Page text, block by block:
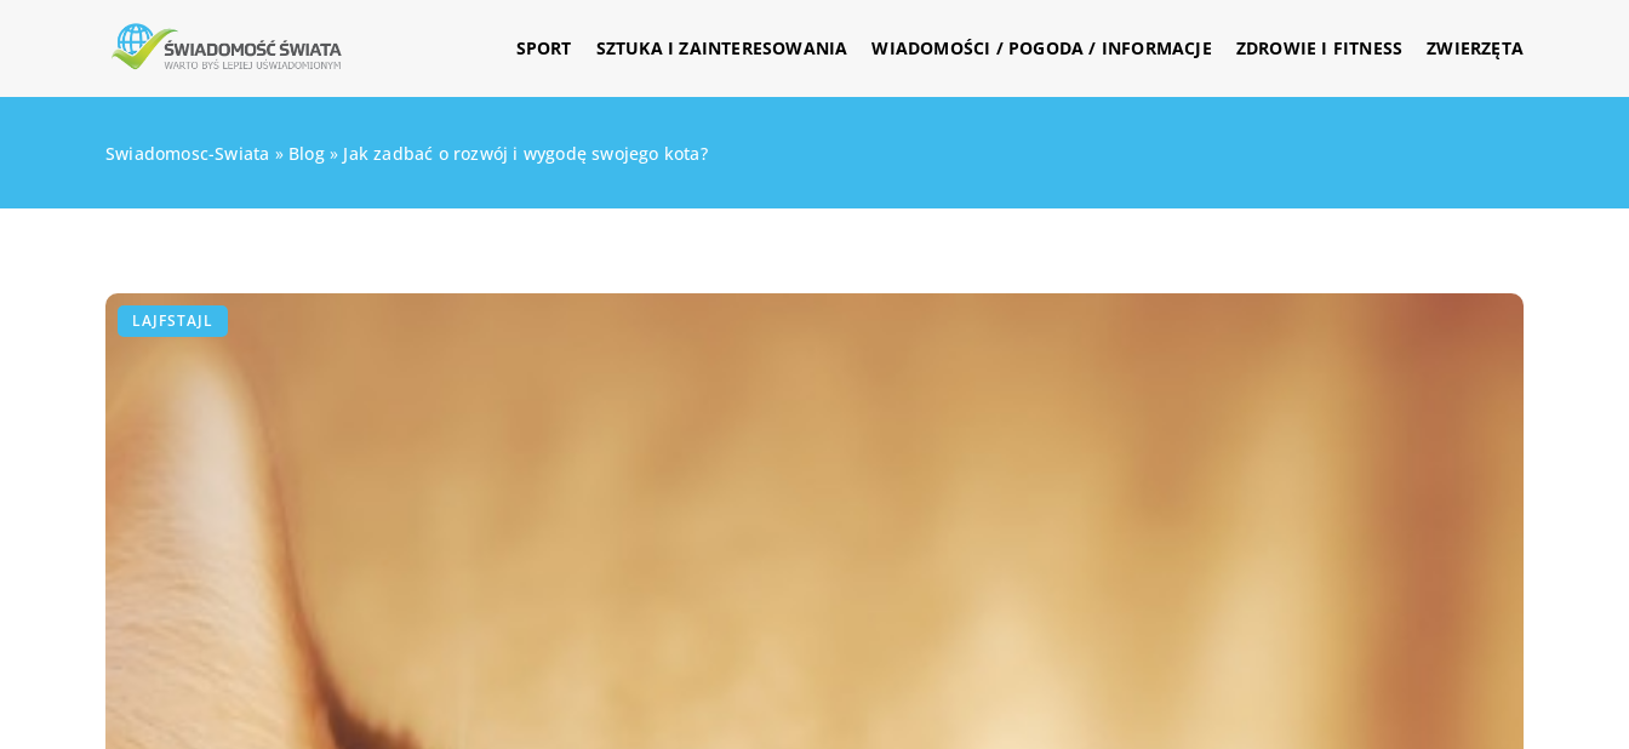
SPORT SZTUKA I ZAINTERESOWANIA WIADOMOŚCI / POGODA / INFORMACJE ZDROWIE I FITNESS ZWIERZĘTA
Swiadomosc-Swiata » Blog» Jak zadbać o rozwój i wygodę swojego kota?
LAJFSTAJL